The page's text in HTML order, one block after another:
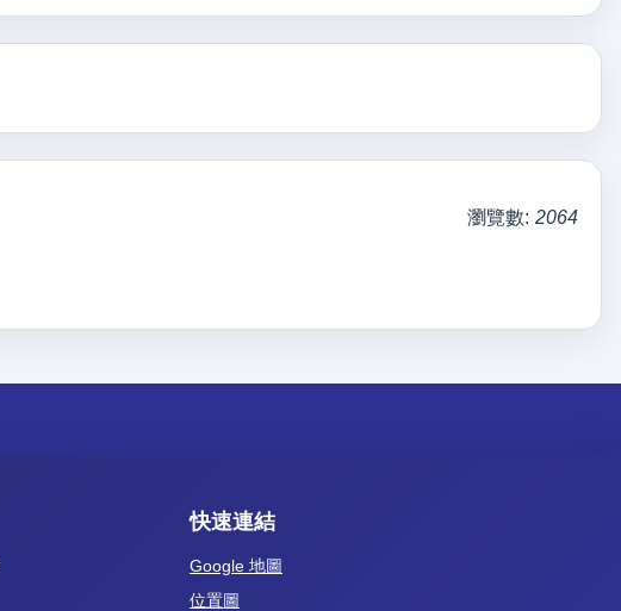
瀏覽數: 2064
快速連結
Google 地圖
位置圖